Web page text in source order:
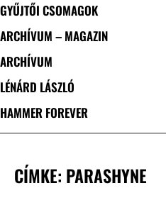
GYŰJTŐI CSOMAGOK
ARCHÍVUM – MAGAZIN
ARCHÍVUM
LÉNÁRD LÁSZLÓ
HAMMER FOREVER
CÍMKE: PARASHYNE